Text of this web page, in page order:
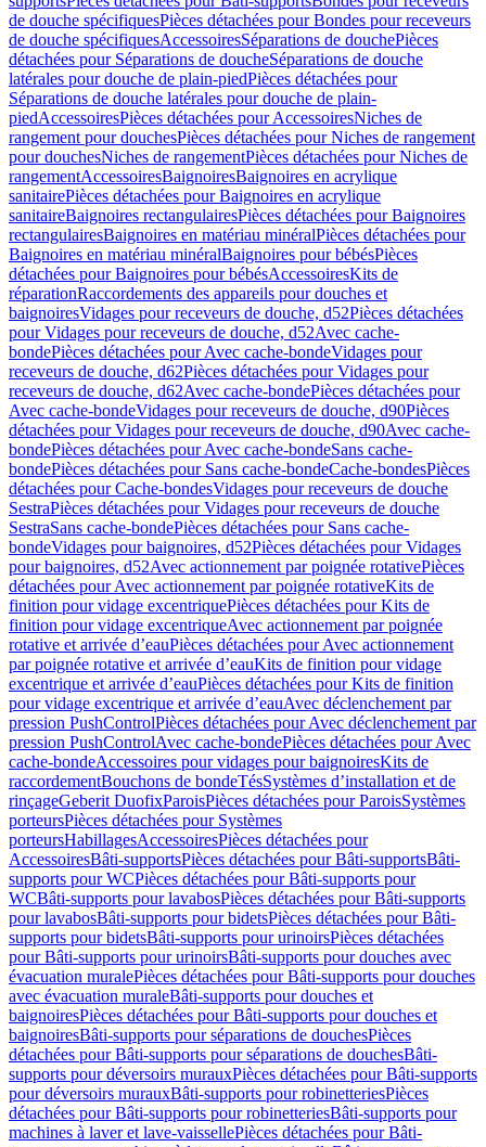
de douche spécifiquesPièces détachées pour Bondes pour receveurs
de douche spécifiquesAccessoiresSéparations de douchePièces
détachées pour Séparations de doucheSéparations de douche
latérales pour douche de plain-piedPièces détachées pour
Séparations de douche latérales pour douche de plain-
piedAccessoiresPièces détachées pour AccessoiresNiches de
rangement pour douchesPièces détachées pour Niches de rangement
pour douchesNiches de rangementPièces détachées pour Niches de
rangementAccessoiresBaignoiresBaignoires en acrylique
sanitairePièces détachées pour Baignoires en acrylique
sanitaireBaignoires rectangulairesPièces détachées pour Baignoires
rectangulairesBaignoires en matériau minéralPièces détachées pour
Baignoires en matériau minéralBaignoires pour bébésPièces
détachées pour Baignoires pour bébésAccessoiresKits de
réparationRaccordements des appareils pour douches et
baignoiresVidages pour receveurs de douche, d52Pièces détachées
pour Vidages pour receveurs de douche, d52Avec cache-
bondePièces détachées pour Avec cache-bondeVidages pour
receveurs de douche, d62Pièces détachées pour Vidages pour
receveurs de douche, d62Avec cache-bondePièces détachées pour
Avec cache-bondeVidages pour receveurs de douche, d90Pièces
détachées pour Vidages pour receveurs de douche, d90Avec cache-
bondePièces détachées pour Avec cache-bondeSans cache-
bondePièces détachées pour Sans cache-bondeCache-bondesPièces
détachées pour Cache-bondesVidages pour receveurs de douche
SestraPièces détachées pour Vidages pour receveurs de douche
SestraSans cache-bondePièces détachées pour Sans cache-
bondeVidages pour baignoires, d52Pièces détachées pour Vidages
pour baignoires, d52Avec actionnement par poignée rotativePièces
détachées pour Avec actionnement par poignée rotativeKits de
finition pour vidage excentriquePièces détachées pour Kits de
finition pour vidage excentriqueAvec actionnement par poignée
rotative et arrivée d’eauPièces détachées pour Avec actionnement
par poignée rotative et arrivée d’eauKits de finition pour vidage
excentrique et arrivée d’eauPièces détachées pour Kits de finition
pour vidage excentrique et arrivée d’eauAvec déclenchement par
pression PushControlPièces détachées pour Avec déclenchement par
pression PushControlAvec cache-bondePièces détachées pour Avec
cache-bondeAccessoires pour vidages pour baignoiresKits de
raccordementBouchons de bondeTésSystèmes d’installation et de
rinçageGeberit DuofixParoisPièces détachées pour ParoisSystèmes
porteursPièces détachées pour Systèmes
porteursHabillagesAccessoiresPièces détachées pour
AccessoiresBâti-supportsPièces détachées pour Bâti-supportsBâti-
supports pour WCPièces détachées pour Bâti-supports pour
WCBâti-supports pour lavabosPièces détachées pour Bâti-supports
pour lavabosBâti-supports pour bidetsPièces détachées pour Bâti-
supports pour bidetsBâti-supports pour urinoirsPièces détachées
pour Bâti-supports pour urinoirsBâti-supports pour douches avec
évacuation muralePièces détachées pour Bâti-supports pour douches
avec évacuation muraleBâti-supports pour douches et
baignoiresPièces détachées pour Bâti-supports pour douches et
baignoiresBâti-supports pour séparations de douchesPièces
détachées pour Bâti-supports pour séparations de douchesBâti-
supports pour déversoirs murauxPièces détachées pour Bâti-supports
pour déversoirs murauxBâti-supports pour robinetteriesPièces
détachées pour Bâti-supports pour robinetteriesBâti-supports pour
machines à laver et lave-vaissellePièces détachées pour Bâti-